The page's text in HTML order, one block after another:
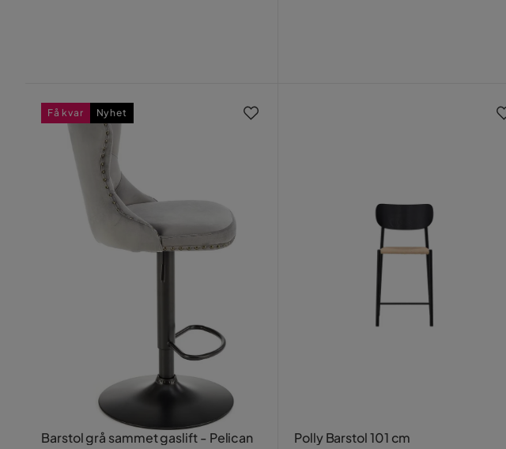
Barstol grå sammet gaslift - Pelican
Få kvar Nyhet
Polly Barstol 101 cm